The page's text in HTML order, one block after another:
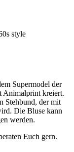
style
Supermodel der
Animalprint kreiert.
Stehbund, der mit
Die Bluse kann
werden.
Euch gern.